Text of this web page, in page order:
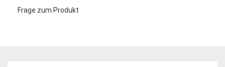
Frage zum Produkt